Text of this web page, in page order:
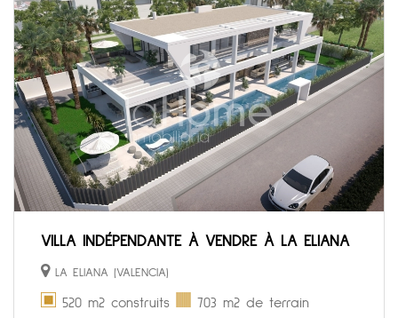
VILLA INDÉPENDANTE À VENDRE À LA ELIANA
LA ELIANA (VALENCIA)
520 m2 construits 703 m2 de terrain